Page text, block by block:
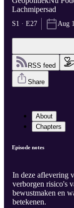
Lachmipersad
S1 · E27 Aug
RSS feed
Share
About
Chapters
Episode notes
In deze aflevering
verborgen risico's
bewustmaken en
betekenen.